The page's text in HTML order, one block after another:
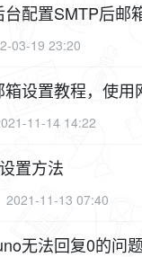
台配置SMTP后邮
03-19 23:20
箱设置教程，使
11-14 14:22
置方法
2021-11-13 07:40
无法回复0的问